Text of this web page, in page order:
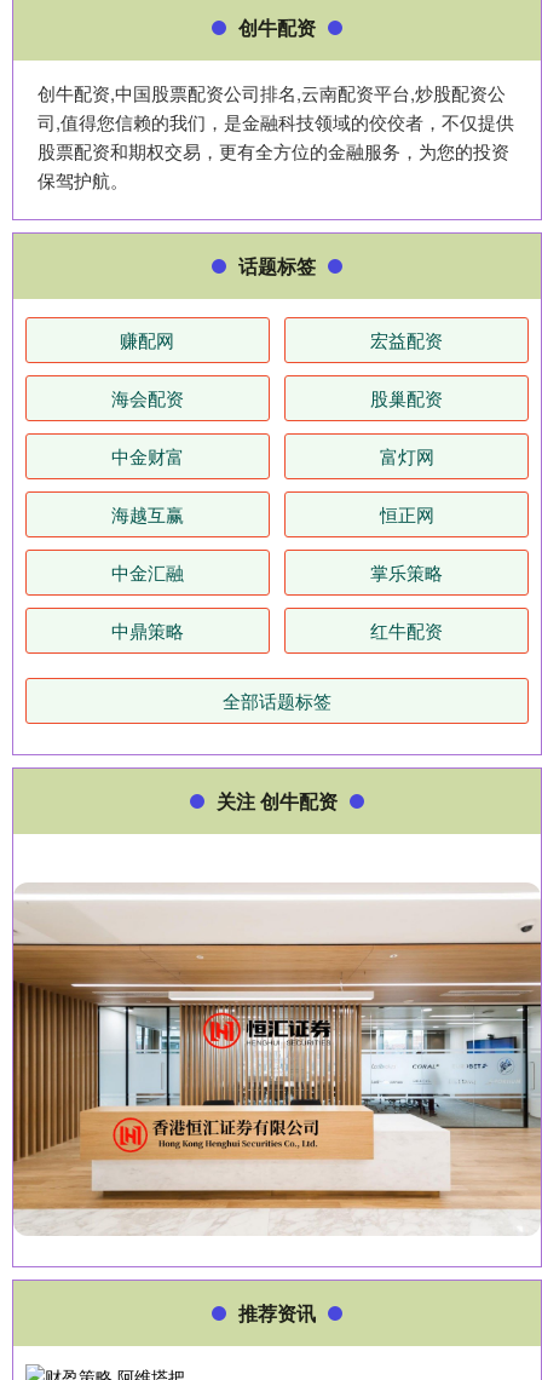
创牛配资
创牛配资,中国股票配资公司排名,云南配资平台,炒股配资公
司,值得您信赖的我们，是金融科技领域的佼佼者，不仅提供
股票配资和期权交易，更有全方位的金融服务，为您的投资
保驾护航。
话题标签
赚配网 宏益配资
海会配资 股巢配资
中金财富 富灯网
海越互赢 恒正网
中金汇融 掌乐策略
中鼎策略 红牛配资
全部话题标签
关注 创牛配资
推荐资讯